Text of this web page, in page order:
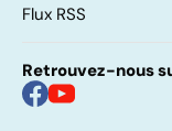
Flux RSS
Retrouvez-nous